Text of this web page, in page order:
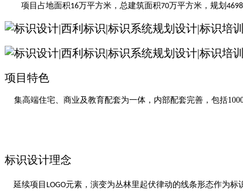
项目占地面积16万平方米，总建筑面积70万平方米，规划 4698
项目特色
集高端住宅、商业及教育配套为一体，内部配套完善，包括
标识设计理念
延续项目 LOGO元素，演变为丛林里起伏律动的线条形态作为标